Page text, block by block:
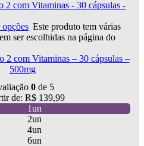
opções Este produto tem várias
ser escolhidas na página do
2 com Vitaminas – 30 cápsulas –
500mg
0 de 5
de: R$ 139,99
1un
2un
4un
6un